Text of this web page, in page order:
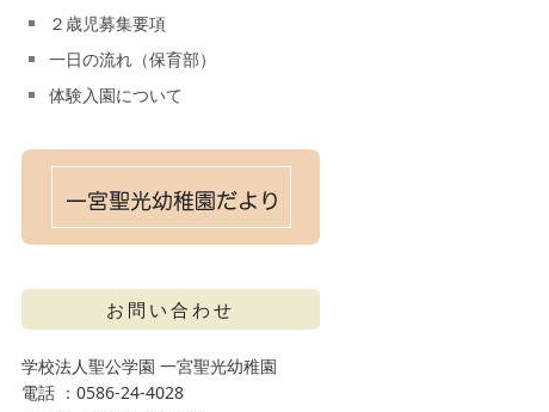
２歳児募集要項
一日の流れ（保育部）
体験入園について
お問い合わせ
学校法人聖公学園 一宮聖光幼稚園
電話 ：0586-24-4028